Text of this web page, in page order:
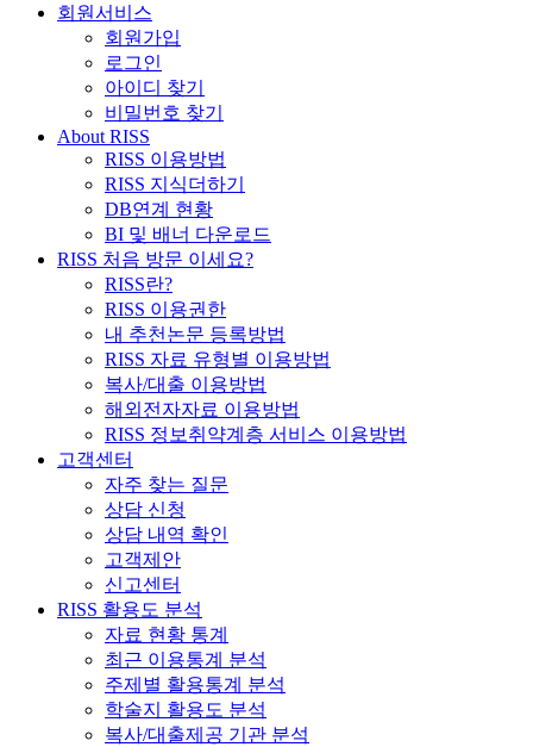
회원서비스
회원가입
로그인
아이디 찾기
비밀번호 찾기
About RISS
RISS 이용방법
RISS 지식더하기
DB연계 현황
BI 및 배너 다운로드
RISS 처음 방문 이세요?
RISS란?
RISS 이용권한
내 추천논문 등록방법
RISS 자료 유형별 이용방법
복사/대출 이용방법
해외전자자료 이용방법
RISS 정보취약계층 서비스 이용방법
고객센터
자주 찾는 질문
상담 신청
상담 내역 확인
고객제안
신고센터
RISS 활용도 분석
자료 현황 통계
최근 이용통계 분석
주제별 활용통계 분석
학술지 활용도 분석
복사/대출제공 기관 분석